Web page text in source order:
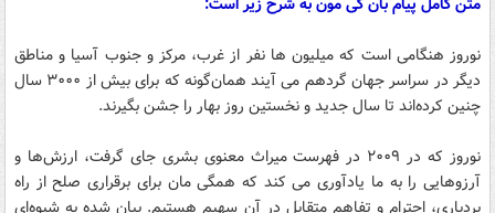
نوروز هنگامی است که میلیون ها نفر از غرب، مرکز و جنوب آسیا و مناطق
دیگر در سراسر جهان گردهم می آیند همان‌گونه که برای بیش از ۳۰۰۰ سال
چنین کرده‌اند تا سال جدید و نخستین روز بهار را جشن بگیرند.
نوروز که در ۲۰۰۹ در فهرست میراث معنوی بشری جای گرفت، ارزش‌ها و
آرزوهایی را به ما یادآوری می کند که همگی مان برای برقراری صلح از راه
بردباری، احترام و تفاهم متقابل در آن سهیم هستیم. بیان شده به شیوه‌ای